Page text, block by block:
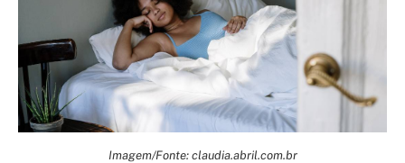
Imagem/Fonte: claudia.abril.com.br